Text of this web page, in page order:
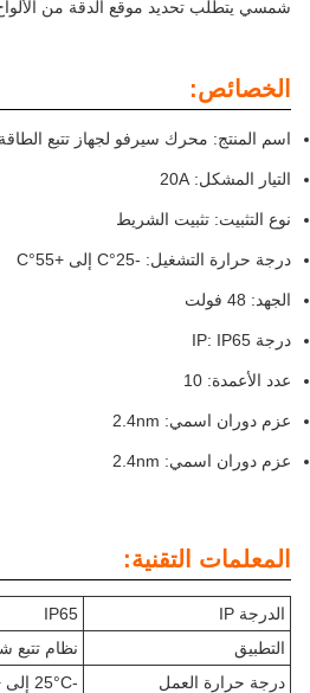
شمسي يتطلب تحديد موقع الدقة من
الخصائص:
اسم المنتج: محرك سيرفو لجهاز تتبع
التيار المشكل: 20A
نوع التثبيت: تثبيت الشريط
درجة حرارة التشغيل: -25°C إلى +55°C
الجهد: 48 فولت
درجة IP: IP65
عدد الأعمدة: 10
عزم دوران اسمي: 2.4nm
عزم دوران اسمي: 2.4nm
المعلمات التقنية:
الدرجة IP
IP65
التطبيق
نظام
درجة حرارة العمل
-25°C إلى +55°C